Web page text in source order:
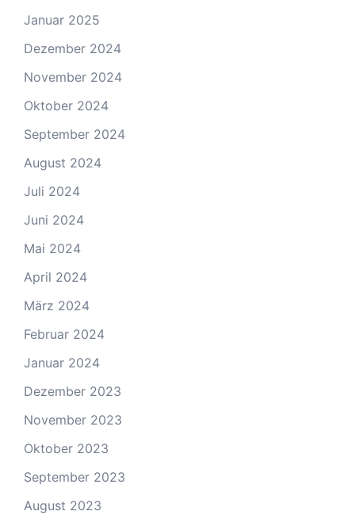
Januar 2025
Dezember 2024
November 2024
Oktober 2024
September 2024
August 2024
Juli 2024
Juni 2024
Mai 2024
April 2024
März 2024
Februar 2024
Januar 2024
Dezember 2023
November 2023
Oktober 2023
September 2023
August 2023